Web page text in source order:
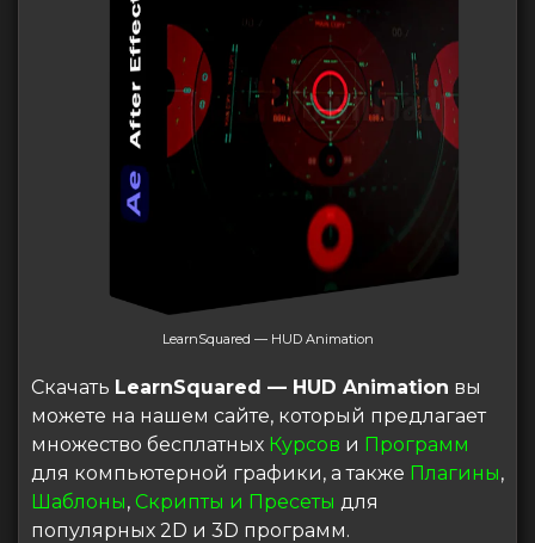
LearnSquared — HUD Animation
Скачать LearnSquared — HUD Animation вы
можете на нашем сайте, который предлагает
множество бесплатных Курсов и Программ
для компьютерной графики, а также Плагины,
Шаблоны, Скрипты и Пресеты для
популярных 2D и 3D программ.